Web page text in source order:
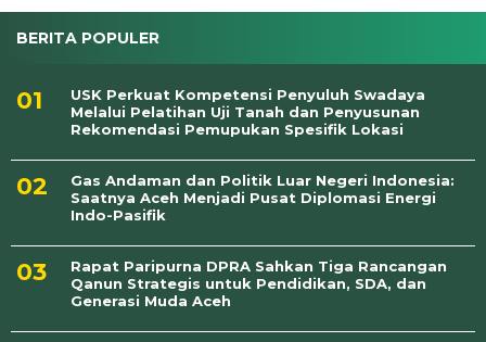
BERITA POPULER
USK Perkuat Kompetensi Penyuluh Swadaya
Melalui Pelatihan Uji Tanah dan Penyusunan
Rekomendasi Pemupukan Spesifik Lokasi
Gas Andaman dan Politik Luar Negeri Indonesia:
Saatnya Aceh Menjadi Pusat Diplomasi Energi
Indo-Pasifik
Rapat Paripurna DPRA Sahkan Tiga Rancangan
Qanun Strategis untuk Pendidikan, SDA, dan
Generasi Muda Aceh